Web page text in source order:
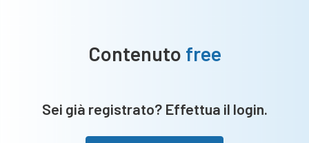
Tomasoni
Rigamonti
Contenuto free
Sei già registrato? Effettua il login.